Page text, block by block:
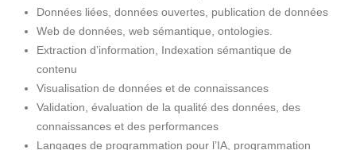
Données liées, données ouvertes, publication de données
Web de données, web sémantique, ontologies.
Extraction d’information, Indexation sémantique de
contenu
Visualisation de données et de connaissances
Validation, évaluation de la qualité des données, des
connaissances et des performances
Langages de programmation pour l’IA, programmation